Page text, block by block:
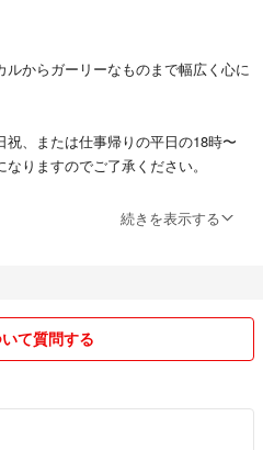
からガーリーなものまで幅広く心に
、または仕事帰りの平日の18時〜
りますのでご了承ください。
思います。よろしくお願いします。
。
記載しているのにお値下げできない
続きを表示する
て質問する